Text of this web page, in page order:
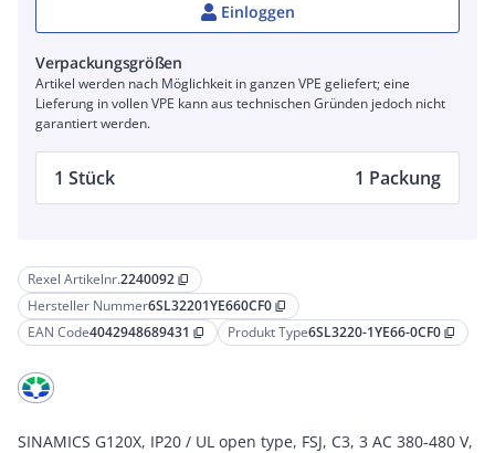
Rexel Artikelnr.2240092 content_copy
Hersteller Nummer6SL32201YE660CF0 content_copy
EAN Code4042948689431 content_copy Produkt Type6SL3220-1YE66-0CF0 content_copy
SINAMICS G120X, IP20 / UL open type, FSJ, C3, 3 AC 380-480 V,
Einloggen
Verpackungsgrößen
Artikel werden nach Möglichkeit in ganzen VPE geliefert; eine
Lieferung in vollen VPE kann aus technischen Gründen jedoch nicht
garantiert werden.
1 Stück 1 Packung